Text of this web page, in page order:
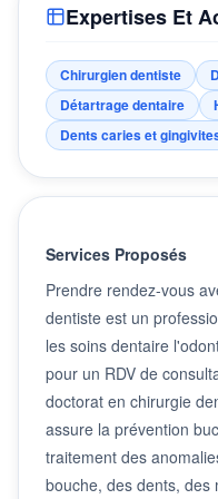
Expertises Et
Chirurgien dentiste
Détartrage dentaire
Dents caries et
Services Proposés
Prendre rendez-vous
dentiste est un
les soins dentaire
pour un RDV de
doctorat en chirurgie
assure la prévention
traitement des
bouche, des dents, des